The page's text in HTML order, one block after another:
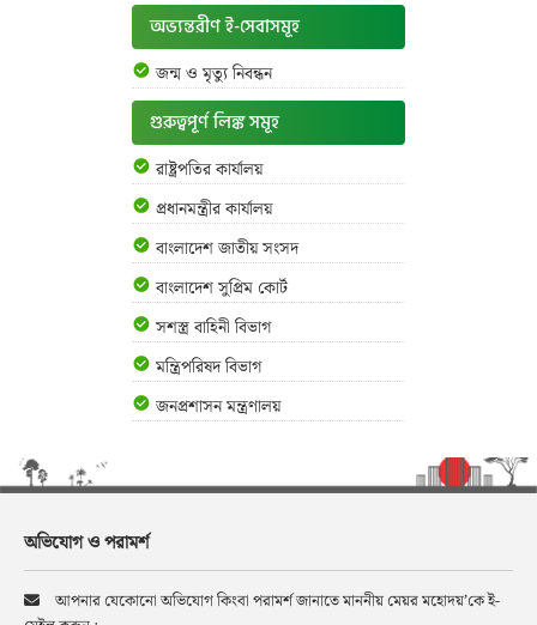
অভ্যন্তরীণ ই-সেবাসমূহ
জন্ম ও মৃত্যু নিবন্ধন
গুরুত্বপূর্ণ লিঙ্ক সমূহ
রাষ্ট্রপতির কার্যালয়
প্রধানমন্ত্রীর কার্যালয়
বাংলাদেশ জাতীয় সংসদ
বাংলাদেশ সুপ্রিম কোর্ট
সশস্ত্র বাহিনী বিভাগ
মন্ত্রিপরিষদ বিভাগ
জনপ্রশাসন মন্ত্রণালয়
অভিযোগ ও পরামর্শ
আপনার যেকোনো অভিযোগ কিংবা পরামর্শ জানাতে মাননীয় মেয়র মহোদয়’কে ই-